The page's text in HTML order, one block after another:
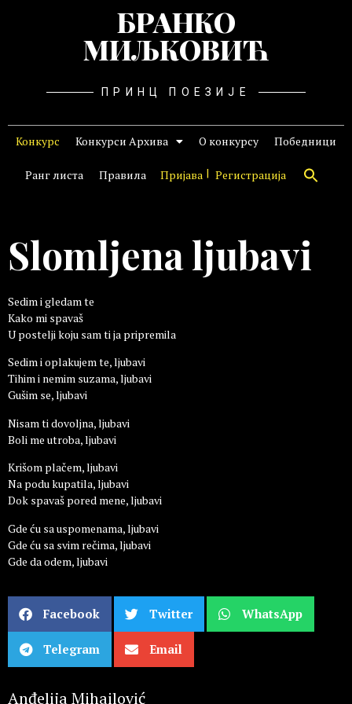
БРАНКО
МИЉКОВИЋ
ПРИНЦ ПОЕЗИЈЕ
Конкурс Конкурси Архива О конкурсу Победници
Ранг листа Правила Пријава Регистрација
Slomljena ljubavi
Sedim i gledam te
Kako mi spavaš
U postelji koju sam ti ja pripremila
Sedim i oplakujem te, ljubavi
Tihim i nemim suzama, ljubavi
Gušim se, ljubavi
Nisam ti dovoljna, ljubavi
Boli me utroba, ljubavi
Krišom plačem, ljubavi
Na podu kupatila, ljubavi
Dok spavaš pored mene, ljubavi
Gde ću sa uspomenama, ljubavi
Gde ću sa svim rečima, ljubavi
Gde da odem, ljubavi
Facebook Twitter WhatsApp
Telegram Email
Anđelija Mihailović